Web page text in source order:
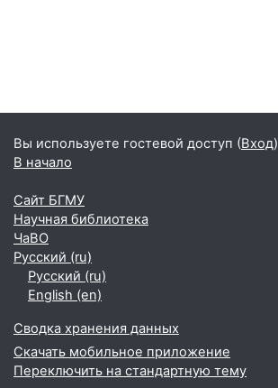
Вы используете гостевой доступ (Вход)
В начало
Сайт БГМУ
Научная библиотека
ЧаВО
Русский ‎(ru)‎
Русский ‎(ru)‎
English ‎(en)‎
Сводка хранения данных
Скачать мобильное приложение
Переключить на стандартную тему